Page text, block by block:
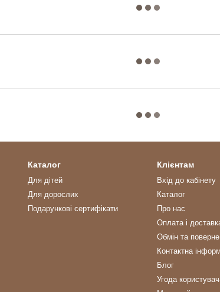
Каталог
Для дітей
Для дорослих
Подарункові сертифікати
Клієнтам
Вхід до кабінету
Каталог
Про нас
Оплата і
Обмін та
Контактна
Блог
Угода